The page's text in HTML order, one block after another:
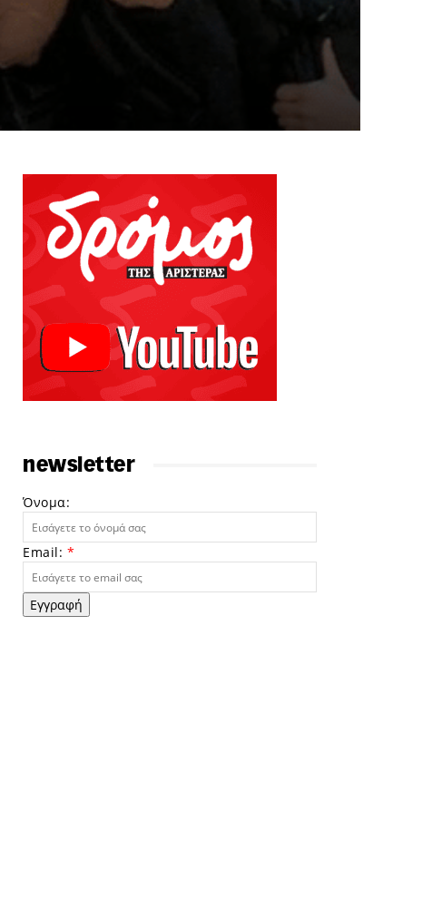
newsletter
Όνομα:
Email: *
Εγγραφή